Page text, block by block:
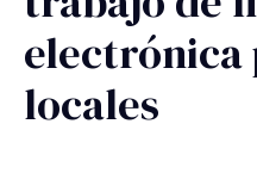
electrónica
locales